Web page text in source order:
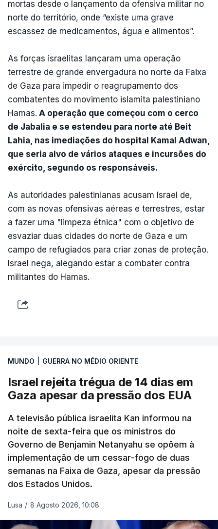
mortas desde o lançamento da ofensiva militar no
norte do território, onde “existe uma grave
escassez de medicamentos, água e alimentos”.
As forças israelitas lançaram uma operação
terrestre de grande envergadura no norte da Faixa
de Gaza para impedir o reagrupamento dos
combatentes do movimento islamita palestiniano
Hamas. A operação que começou com o cerco
de Jabalia e se estendeu para norte até Beit
Lahia, nas imediações do hospital Kamal Adwan,
que seria alvo de vários ataques e incursões do
exército, segundo os responsáveis.
As autoridades palestinianas acusam Israel de,
com as novas ofensivas aéreas e terrestres, estar
a fazer uma "limpeza étnica" com o objetivo de
esvaziar duas cidades do norte de Gaza e um
campo de refugiados para criar zonas de proteção.
Israel nega, alegando estar a combater contra
militantes do Hamas.
MUNDO GUERRA NO MÉDIO ORIENTE
Israel rejeita trégua de 14 dias em
Gaza apesar da pressão dos EUA
A televisão pública israelita Kan informou na
noite de sexta-feira que os ministros do
Governo de Benjamin Netanyahu se opõem à
implementação de um cessar-fogo de duas
semanas na Faixa de Gaza, apesar da pressão
dos Estados Unidos.
Lusa / 8 Agosto 2026, 10:08